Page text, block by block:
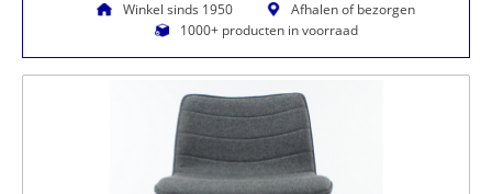
Winkel sinds 1950
Afhalen of bezorgen
1000+ producten in voorraad